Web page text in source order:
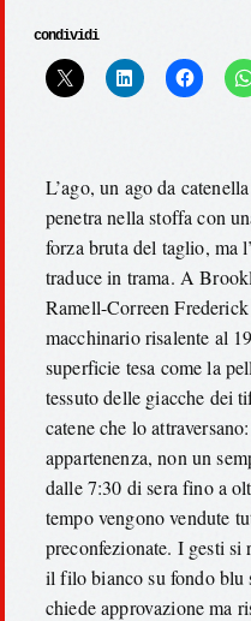
condividi
L’ago, un ago da
penetra nella stoffa con
forza bruta del taglio, ma
traduce in trama. A
Ramell-Correen
macchinario risalente al
superficie tesa come la
tessuto delle giacche dei
catene che lo
appartenenza, non un
dalle 7:30 di sera fino a
tempo vengono vendute
preconfezionate. I gesti si
il filo bianco su fondo blu
chiede approvazione ma